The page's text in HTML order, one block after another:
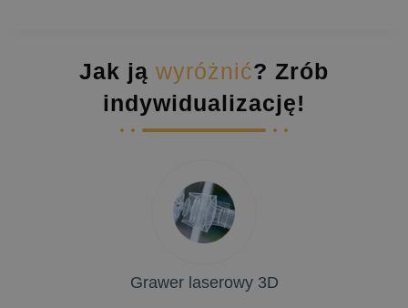
Jak ją wyróżnić? Zrób
indywidualizację!
Grawer laserowy 3D